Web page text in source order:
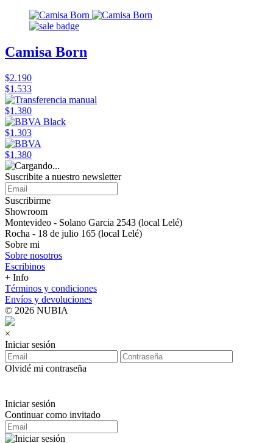
Camisa Born
$2.190
$1.533
$1.380
$1.303
$1.380
Suscribite a nuestro newsletter
Suscribirme
Showroom
Montevideo - Solano Garcia 2543 (local Lelé)
Rocha - 18 de julio 165 (local Lelé)
Sobre mi
Sobre nosotros
Escribinos
+ Info
Términos y condiciones
Envíos y devoluciones
© 2026 NUBIA
×
Iniciar sesión
Olvidé mi contraseña
Iniciar sesión
Continuar como invitado